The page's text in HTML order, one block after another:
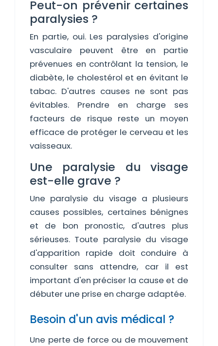
Peut-on prévenir certaines
paralysies ?
En partie, oui. Les paralysies d'origine
vasculaire peuvent être en partie
prévenues en contrôlant la tension, le
diabète, le cholestérol et en évitant le
tabac. D'autres causes ne sont pas
évitables. Prendre en charge ses
facteurs de risque reste un moyen
efficace de protéger le cerveau et les
vaisseaux.
Une paralysie du visage
est-elle grave ?
Une paralysie du visage a plusieurs
causes possibles, certaines bénignes
et de bon pronostic, d'autres plus
sérieuses. Toute paralysie du visage
d'apparition rapide doit conduire à
consulter sans attendre, car il est
important d'en préciser la cause et de
débuter une prise en charge adaptée.
Besoin d'un avis médical ?
Une perte de force ou de mouvement